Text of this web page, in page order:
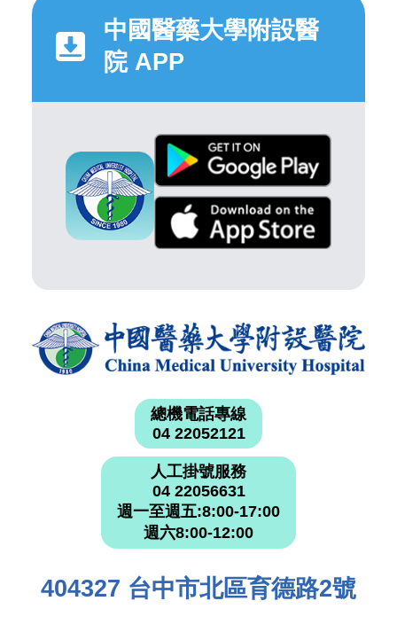
中國醫藥大學附設醫
院 APP
總機電話專線
04 22052121
人工掛號服務
04 22056631
週一至週五:8:00-17:00
週六8:00-12:00
404327 台中市北區育德路2號